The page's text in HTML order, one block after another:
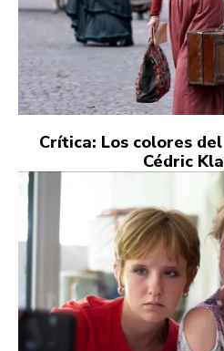
Crítica: Los colores
Cédric